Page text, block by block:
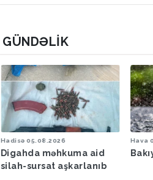
GÜNDƏLIK
Hadisə 05.08.2026
Digahda məhkuma aid
silah-sursat aşkarlanıb
Hava